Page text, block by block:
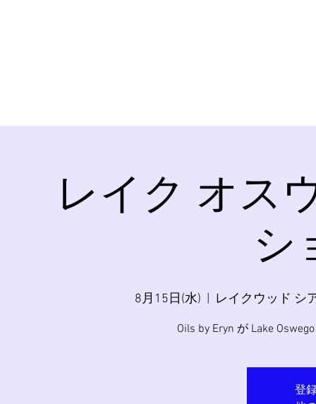
レイク オス
シ
8月15日(水) レイクウッド シ
Oils by Eryn が Lake
登